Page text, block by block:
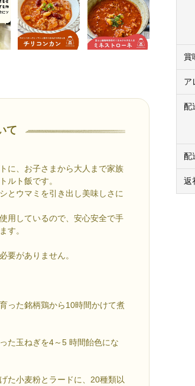
て
に、お子さまから大人まで家族
ルト飯です。
とウマミを引き出し美味しさに
用しているので、安心安全で手
す。
要がありません。
った銘柄鶏から10時間かけて煮
た玉ねぎを4～5 時間飴色にな
た小麦粉とラードに、20種類以
賞
ア
配
配
返